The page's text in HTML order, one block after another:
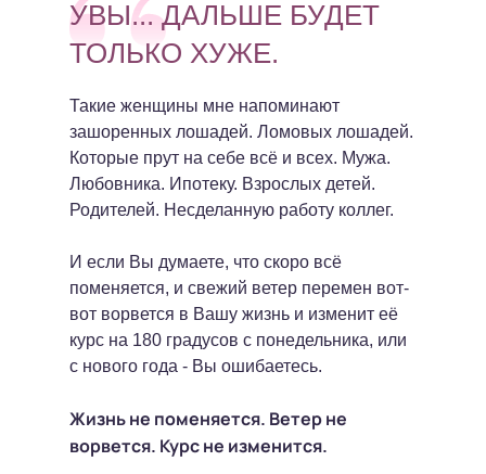
УВЫ... ДАЛЬШЕ БУДЕТ
ТОЛЬКО ХУЖЕ.
Такие женщины мне напоминают
зашоренных лошадей. Ломовых лошадей.
Которые прут на себе всё и всех. Мужа.
Любовника. Ипотеку. Взрослых детей.
Родителей. Несделанную работу коллег.
И если Вы думаете, что скоро всё
поменяется, и свежий ветер перемен вот-
вот ворвется в Вашу жизнь и изменит её
курс на 180 градусов с понедельника, или
с нового года - Вы ошибаетесь.
Жизнь не поменяется. Ветер не
ворвется. Курс не изменится.